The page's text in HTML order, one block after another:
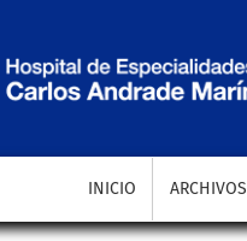
INICIO ARCHIVOS